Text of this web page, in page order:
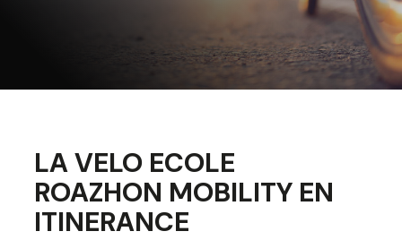
LA VELO ECOLE
ROAZHON MOBILITY EN
ITINERANCE